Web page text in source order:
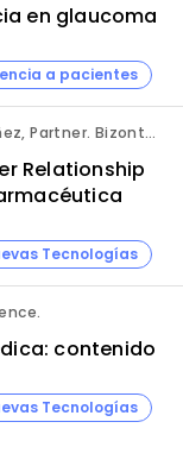
en glaucoma
a pacientes
Rosa Vázquez, CEO y José Luis Ibañez, Partner. Bizontop Group, SL.
Relationship
Tecnologías
contenido
Tecnologías